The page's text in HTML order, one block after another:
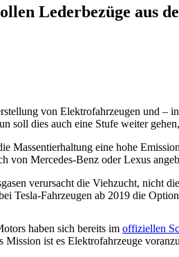
Lederbezüge aus
von Elektrofahrzeugen und –
soll dies auch eine Stufe weiter
Massentierhaltung eine hohe
von Mercedes-Benz oder Lexus
verursacht die Viehzucht, nicht
Tesla-Fahrzeugen ab 2019 die
haben sich bereits im offiziellen
Mission ist es Elektrofahrzeuge